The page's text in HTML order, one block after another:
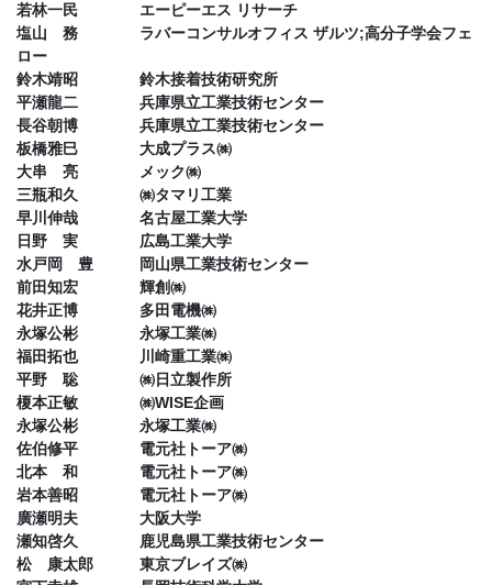
若林一民 エーピーエス リサーチ
塩山 務 ラバーコンサルオフィス ザルツ;高分子学会フェ
ロー
鈴木靖昭 鈴木接着技術研究所
平瀬龍二 兵庫県立工業技術センター
長谷朝博 兵庫県立工業技術センター
板橋雅巳 大成プラス㈱
大串 亮 メック㈱
三瓶和久 ㈱タマリ工業
早川伸哉 名古屋工業大学
日野 実 広島工業大学
水戸岡 豊 岡山県工業技術センター
前田知宏 輝創㈱
花井正博 多田電機㈱
永塚公彬 永塚工業㈱
福田拓也 川崎重工業㈱
平野 聡 ㈱日立製作所
榎本正敏 ㈱WISE企画
永塚公彬 永塚工業㈱
佐伯修平 電元社トーア㈱
北本 和 電元社トーア㈱
岩本善昭 電元社トーア㈱
廣瀬明夫 大阪大学
瀬知啓久 鹿児島県工業技術センター
松 康太郎 東京ブレイズ㈱